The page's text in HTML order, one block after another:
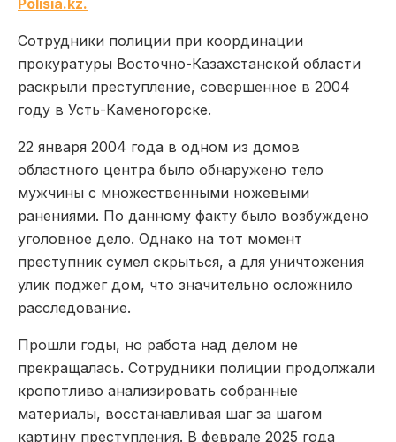
Сотрудники полиции при координации
прокуратуры Восточно-Казахстанской области
раскрыли преступление, совершенное в 2004
году в Усть-Каменогорске.
22 января 2004 года в одном из домов
областного центра было обнаружено тело
мужчины с множественными ножевыми
ранениями. По данному факту было возбуждено
уголовное дело. Однако на тот момент
преступник сумел скрыться, а для уничтожения
улик поджег дом, что значительно осложнило
расследование.
Прошли годы, но работа над делом не
прекращалась. Сотрудники полиции продолжали
кропотливо анализировать собранные
материалы, восстанавливая шаг за шагом
картину преступления. В феврале 2025 года